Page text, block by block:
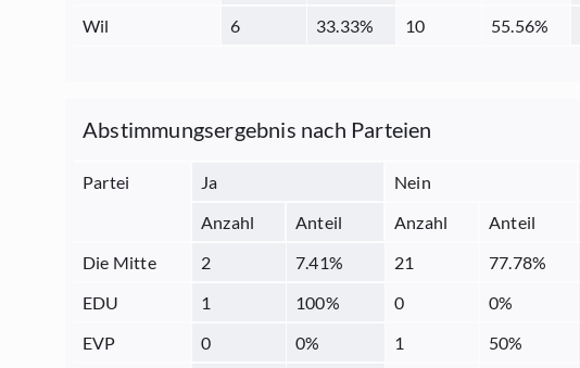
Wil
6 33.33% 10 55.56%
Abstimmungsergebnis nach Parteien
Partei Ja Nein
Anzahl
Anteil Anzahl Anteil
Die Mitte
2 7.41% 21 77.78%
EDU
1 100% 0 0%
EVP
0 0% 1 50%